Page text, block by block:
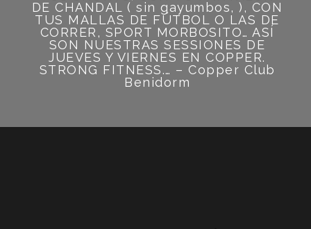
DE CHANDAL ( sin gayumbos, ), CON
TUS MALLAS DE FÚTBOL O LAS DE
CORRER, SPORT MORBOSITO… ASÍ
SON NUESTRAS SESSIONES DE
JUEVES Y VIERNES EN COPPER.
STRONG FITNESS.… – Copper Club
Benidorm